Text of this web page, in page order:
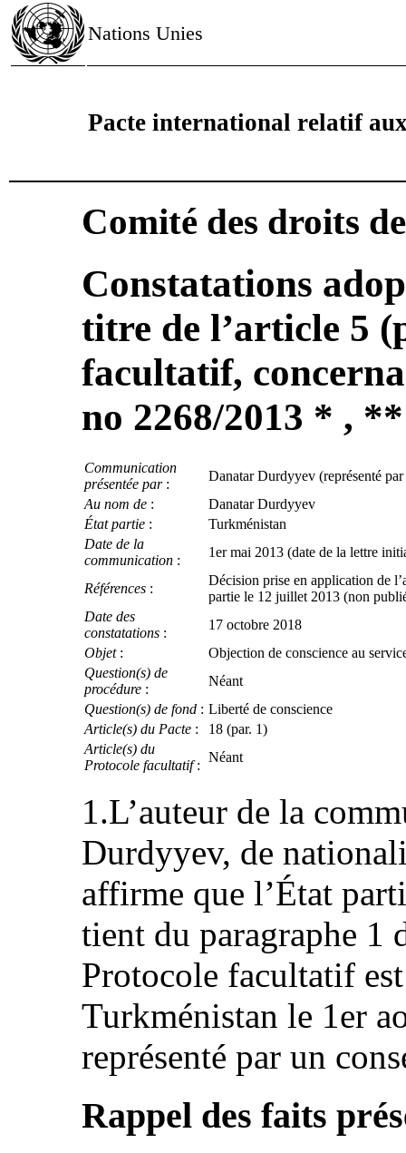
Nations Unies
Pacte international relatif
Comité des droits
Constatations
titre de l’article 5
facultatif,
no 2268/2013 * , **
Communication
présentée par:
Danatar Durdyyev (représenté
Au nom de :
Danatar Durdyyev
État partie :
Turkménistan
Date de la
communication :
1er mai 2013 (date de la lettre
Références :
Décision prise en application de
partie le 12 juillet 2013 (non
Date des
constatations :
17 octobre 2018
Objet:
Objection de conscience au
Question(s) de
procédure :
Néant
Question(s) de fond : Liberté de conscience
Article(s) du Pacte :
18 (par. 1)
Article(s) du
Protocole facultatif:
Néant
1.L’auteur de la
Durdyyev, de
affirme que l’État
tient du paragraphe 1
Protocole facultatif
Turkménistan le 1er
représenté par un
Rappel des faits